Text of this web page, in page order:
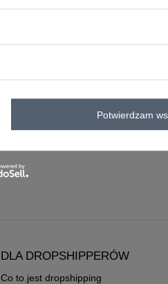
DLA DROPSHIPPERÓW
Co to jest dropshipping
Potwierdzam